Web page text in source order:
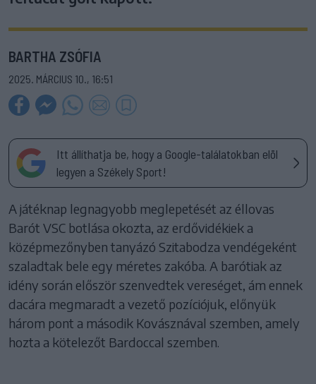
BARTHA ZSÓFIA
2025. MÁRCIUS 10., 16:51
Itt állíthatja be, hogy a Google-találatokban elöl
legyen a Székely Sport!
A játéknap legnagyobb meglepetését az éllovas
Barót VSC botlása okozta, az erdővidékiek a
középmezőnyben tanyázó Szitabodza vendégeként
szaladtak bele egy méretes zakóba. A barótiak az
idény során először szenvedtek vereséget, ám ennek
dacára megmaradt a vezető pozíciójuk, előnyük
három pont a második Kovásznával szemben, amely
hozta a kötelezőt Bardoccal szemben.